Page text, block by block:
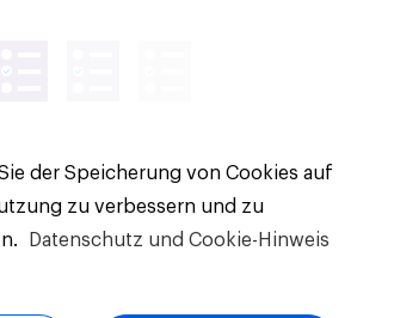
der Speicherung von Cookies auf
zu verbessern und zu
Datenschutz und Cookie-Hinweis